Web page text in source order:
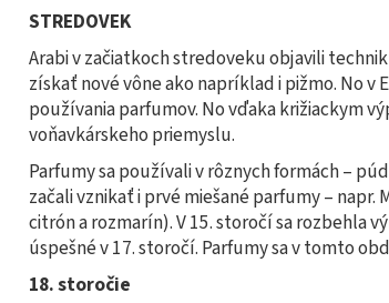
STREDOVEK
Arabi v začiatkoch stredoveku objavili
získať nové vône ako napríklad i pižmo. No
používania parfumov. No vďaka križiackym
voňavkárskeho priemyslu.
Parfumy sa používali v rôznych formách –
začali vznikať i prvé miešané parfumy –
citrón a rozmarín). V 15. storočí sa rozbehla
úspešné v 17. storočí. Parfumy sa v tomto
18. storočie